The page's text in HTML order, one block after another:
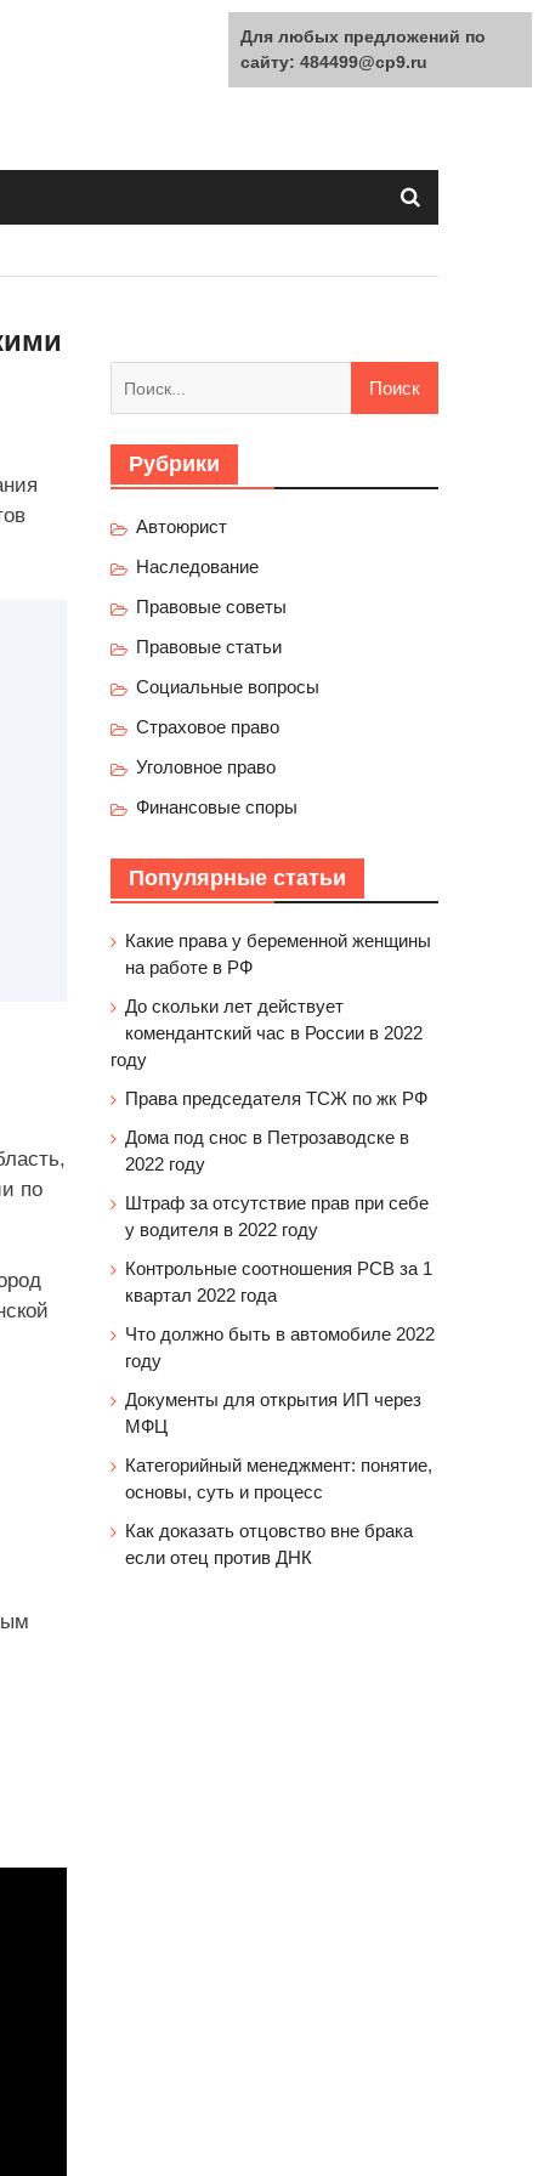
по
Рубрики
Автоюрист
Наследование
Правовые советы
Правовые статьи
Социальные вопросы
Страховое право
Уголовное право
Финансовые споры
Популярные статьи
Какие права у беременной женщины
на работе в РФ
До скольки лет действует
комендантский час в России в 2022
году
Права председателя ТСЖ по жк РФ
Дома под снос в Петрозаводске в
2022 году
Штраф за отсутствие прав при себе
у водителя в 2022 году
Контрольные соотношения РСВ за 1
квартал 2022 года
Что должно быть в автомобиле 2022
году
Документы для открытия ИП через
МФЦ
Категорийный менеджмент: понятие,
основы, суть и процесс
Как доказать отцовство вне брака
если отец против ДНК
Для любых предложений по
сайту: 484499@cp9.ru